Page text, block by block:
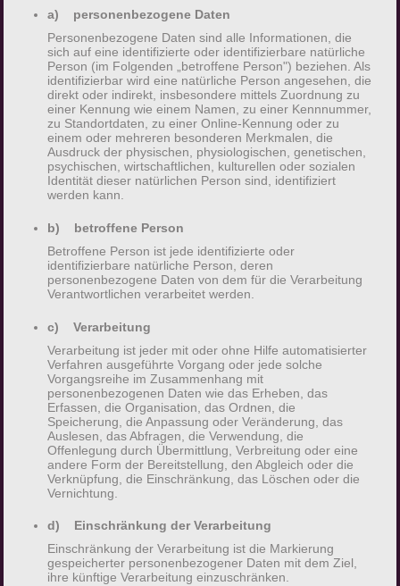
Übereinstimmung mit den für uns geltenden
landesspezifischen Datenschutzbestimmungen.
Mittels dieser Datenschutzerklärung möchte unser
Unternehmen die Öffentlichkeit über Art, Umfang
und Zweck der von uns erhobenen, genutzten
und verarbeiteten personenbezogenen Daten
informieren. Ferner werden betroffene Personen
mittels dieser Datenschutzerklärung über die
ihnen zustehenden Rechte aufgeklärt.
Wir haben als für die Verarbeitung
Verantwortlicher zahlreiche technische und
organisatorische Maßnahmen umgesetzt, um
einen möglichst lückenlosen Schutz der über
personenbezogenen Daten sicherzustellen.
Dennoch können Internetbasierte
Datenübertragungen grundsätzlich
Sicherheitslücken aufweisen, sodass ein absoluter
Schutz nicht gewährleistet werden kann. Aus
diesem Grund steht es jeder betroffenen Person
frei, personenbezogene Daten auch auf
alternativen Wegen, beispielsweise telefonisch, an
Begriffsbestimmungen
a) personenbezogene Daten
Personenbezogene Daten sind alle Informationen, die
sich auf eine identifizierte oder identifizierbare natürliche
Person (im Folgenden „betroffene Person") beziehen. Als
identifizierbar wird eine natürliche Person angesehen, die
direkt oder indirekt, insbesondere mittels Zuordnung zu
einer Kennung wie einem Namen, zu einer Kennnummer,
zu Standortdaten, zu einer Online-Kennung oder zu
einem oder mehreren besonderen Merkmalen, die
Ausdruck der physischen, physiologischen, genetischen,
psychischen, wirtschaftlichen, kulturellen oder sozialen
Identität dieser natürlichen Person sind, identifiziert
werden kann.
b) betroffene Person
Betroffene Person ist jede identifizierte oder
identifizierbare natürliche Person, deren
personenbezogene Daten von dem für die Verarbeitung
Verantwortlichen verarbeitet werden.
c) Verarbeitung
Verarbeitung ist jeder mit oder ohne Hilfe automatisierter
Verfahren ausgeführte Vorgang oder jede solche
Vorgangsreihe im Zusammenhang mit
personenbezogenen Daten wie das Erheben, das
Erfassen, die Organisation, das Ordnen, die
Speicherung, die Anpassung oder Veränderung, das
Auslesen, das Abfragen, die Verwendung, die
Offenlegung durch Übermittlung, Verbreitung oder eine
andere Form der Bereitstellung, den Abgleich oder die
Verknüpfung, die Einschränkung, das Löschen oder die
Vernichtung.
d) Einschränkung der Verarbeitung
Einschränkung der Verarbeitung ist die Markierung
gespeicherter personenbezogener Daten mit dem Ziel,
ihre künftige Verarbeitung einzuschränken.